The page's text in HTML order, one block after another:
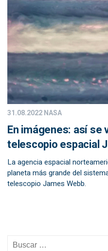
31.08.2022NASA
En imágenes: así se
telescopio espacial
La agencia espacial
planeta más grande del
telescopio James Webb.